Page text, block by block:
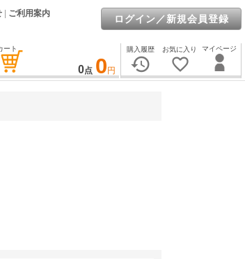
ご利用案内 ログイン／新規会員登録
マイページ
お気に入り
favorite_border
購入履歴
history
ート
0点 0 円